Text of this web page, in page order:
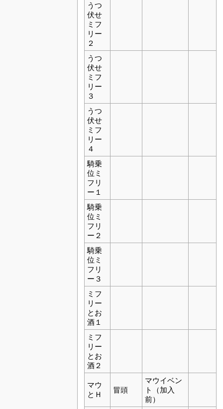
うつ
伏せ
ミフ
リー
２
うつ
伏せ
ミフ
リー
３
うつ
伏せ
ミフ
リー
４
騎乗
位ミ
フリ
ー１
騎乗
位ミ
フリ
ー２
騎乗
位ミ
フリ
ー３
ミフ
リー
とお
酒１
ミフ
リー
とお
酒２
マウ
とＨ
冒頭
マウイベン
ト（加入
前）